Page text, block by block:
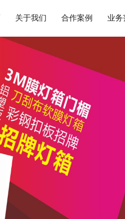
关于我们 合作案例 业务